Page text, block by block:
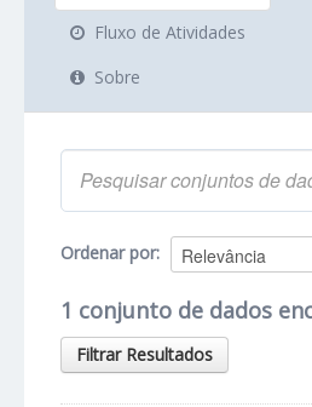
Fluxo de Atividades
Sobre
Ordenar por
1 conjunto de dados
Filtrar Resultados